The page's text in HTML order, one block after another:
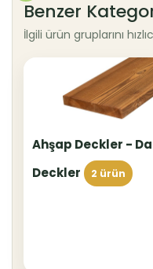
Benzer
İlgili ürün gruplarını
Ahşap Deckler -
Deckler
2 ürün